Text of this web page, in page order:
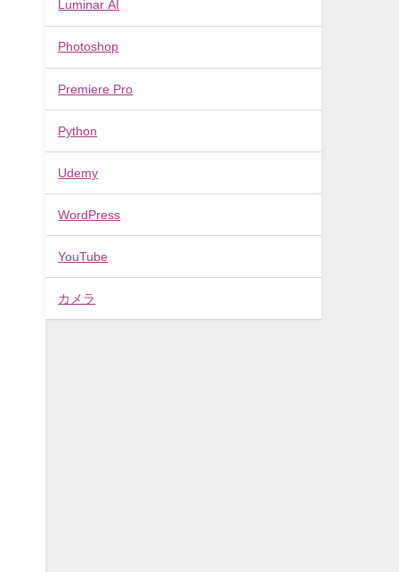
Luminar AI
Photoshop
Premiere Pro
Python
Udemy
WordPress
YouTube
カメラ